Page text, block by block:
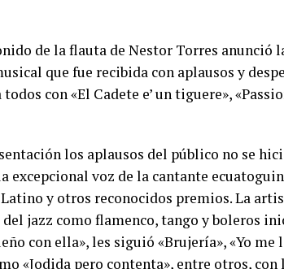
de la flauta de Nestor Torres anunció
que fue recibida con aplausos y
con «El Cadete e’ un tiguere»,
los aplausos del público no se
excepcional voz de la cantante
y otros reconocidos premios. La
jazz como flamenco, tango y boleros
con ella», les siguió «Brujería», «Yo
«Jodida pero contenta», entre otros,